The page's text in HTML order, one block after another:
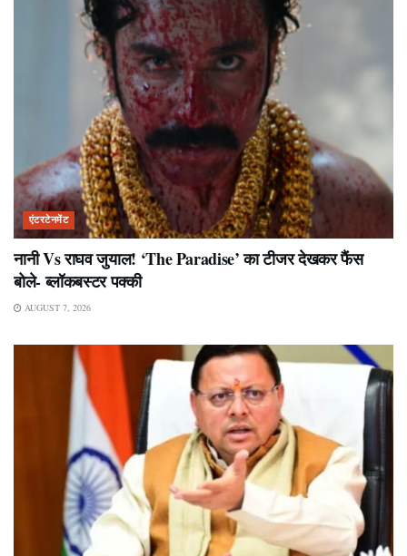
एंटरटेनमेंट
नानी Vs राघव जुयाल! ‘The Paradise’ का टीजर देखकर फैंस
बोले- ब्लॉकबस्टर पक्की
AUGUST 7, 2026